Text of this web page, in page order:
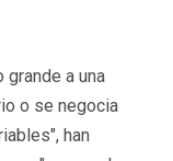
a una
o se negocia
han